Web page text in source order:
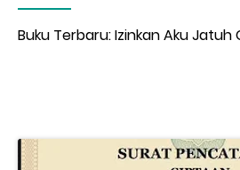
Buku Terbaru: Izinkan Aku Jatuh